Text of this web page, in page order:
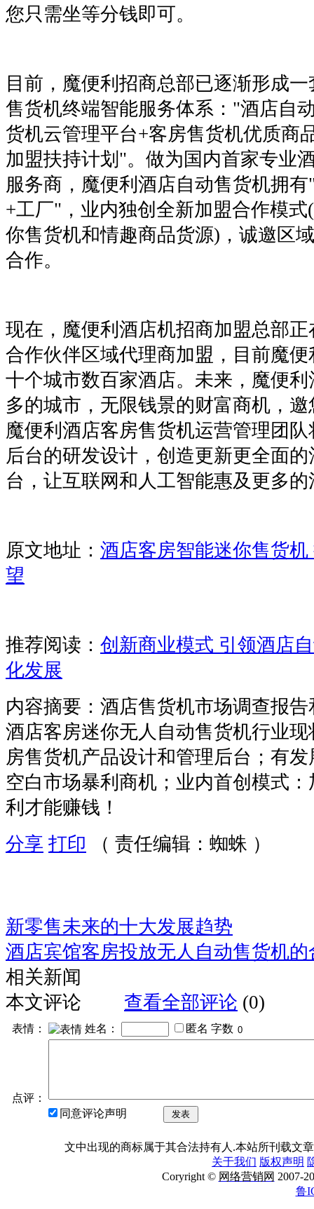
您只需坐等分钱即可。
目前，魔便利招商总部已逐渐形成
售货机终端智能服务体系："酒店自
货机云管理平台+客房售货机优质商
加盟扶持计划"。做为国内首家专业
服务商，魔便利酒店自动售货机拥
+工厂"，业内独创全新加盟合作模
你售货机和情趣商品货源)，诚邀区
合作。
现在，魔便利酒店机招商加盟总部
合作伙伴区域代理商加盟，目前魔
十个城市数百家酒店。未来，魔便
多的城市，无限钱景的财富商机，
魔便利酒店客房售货机运营管理团
后台的研发设计，创造更新更全面
台，让互联网和人工智能惠及更多
原文地址： 酒店客房智能迷你售货
望
推荐阅读： 创新商业模式 引领酒店
化发展
内容摘要：酒店售货机市场调查报
酒店客房迷你无人自动售货机行业
房售货机产品设计和管理后台；有
空白市场暴利商机；业内首创模式
利才能赚钱！
分享 打印 （ 责任编辑：蜘蛛 ）
新零售未来的十大发展趋势
酒店宾馆客房投放无人自动售货机的
相关新闻
本文评论
查看全部评论 (0)
表情： 姓名： 匿名 字数
点评：
同意评论声明
发表
文中出现的商标属于其合法持有人.本站所刊载文
关于我们 版权声明
Coryright © 网络营销网 2007-
鲁